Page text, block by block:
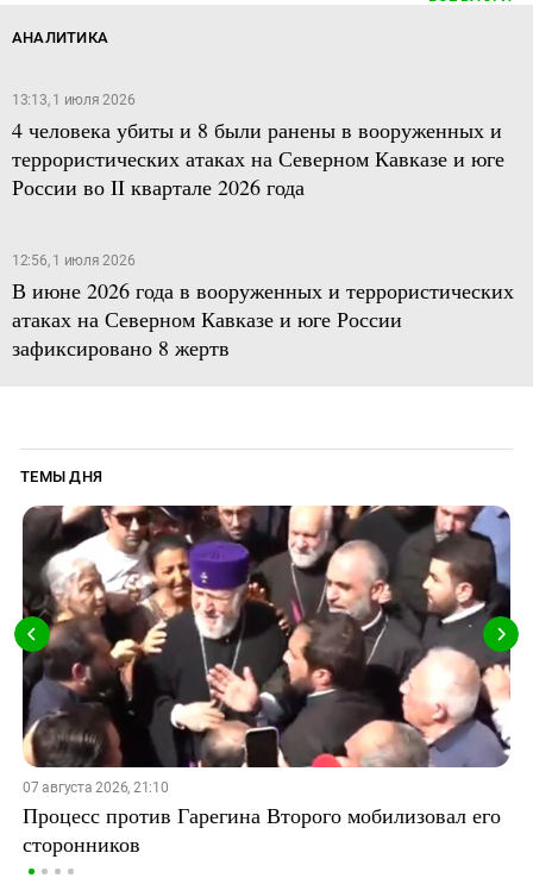
АНАЛИТИКА
13:13, 1 июля 2026
4 человека убиты и 8 были ранены в вооруженных и
террористических атаках на Северном Кавказе и юге
России во II квартале 2026 года
12:56, 1 июля 2026
В июне 2026 года в вооруженных и террористических
атаках на Северном Кавказе и юге России
зафиксировано 8 жертв
ТЕМЫ ДНЯ
07 августа 2026, 21:10
Процесс против Гарегина Второго мобилизовал его
сторонников